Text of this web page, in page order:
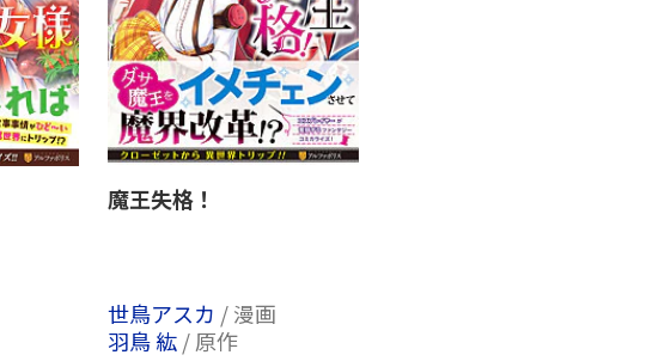
魔王失格！
世鳥アスカ / 漫画
羽鳥 紘/ 原作